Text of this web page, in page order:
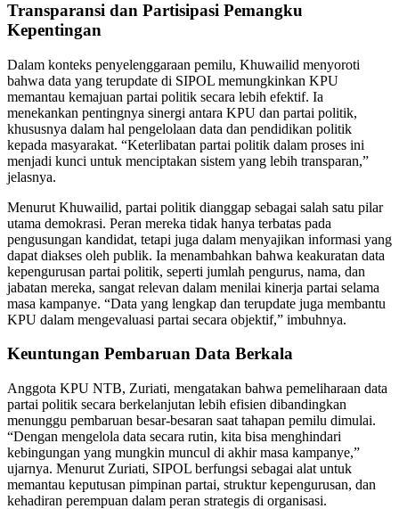
Transparansi dan Partisipasi Pemangku
Kepentingan
Dalam konteks penyelenggaraan pemilu, Khuwailid menyoroti
bahwa data yang terupdate di SIPOL memungkinkan KPU
memantau kemajuan partai politik secara lebih efektif. Ia
menekankan pentingnya sinergi antara KPU dan partai politik,
khususnya dalam hal pengelolaan data dan pendidikan politik
kepada masyarakat. “Keterlibatan partai politik dalam proses ini
menjadi kunci untuk menciptakan sistem yang lebih transparan,”
jelasnya.
Menurut Khuwailid, partai politik dianggap sebagai salah satu pilar
utama demokrasi. Peran mereka tidak hanya terbatas pada
pengusungan kandidat, tetapi juga dalam menyajikan informasi yang
dapat diakses oleh publik. Ia menambahkan bahwa keakuratan data
kepengurusan partai politik, seperti jumlah pengurus, nama, dan
jabatan mereka, sangat relevan dalam menilai kinerja partai selama
masa kampanye. “Data yang lengkap dan terupdate juga membantu
KPU dalam mengevaluasi partai secara objektif,” imbuhnya.
Keuntungan Pembaruan Data Berkala
Anggota KPU NTB, Zuriati, mengatakan bahwa pemeliharaan data
partai politik secara berkelanjutan lebih efisien dibandingkan
menunggu pembaruan besar-besaran saat tahapan pemilu dimulai.
“Dengan mengelola data secara rutin, kita bisa menghindari
kebingungan yang mungkin muncul di akhir masa kampanye,”
ujarnya. Menurut Zuriati, SIPOL berfungsi sebagai alat untuk
memantau keputusan pimpinan partai, struktur kepengurusan, dan
kehadiran perempuan dalam peran strategis di organisasi.